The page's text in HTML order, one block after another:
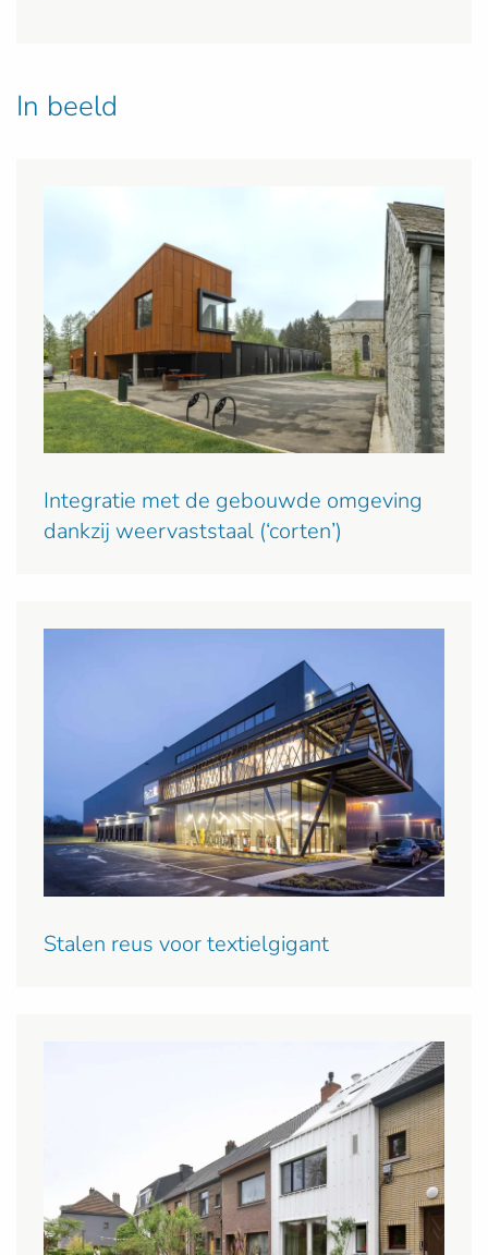
In beeld
Integratie met de gebouwde omgeving
dankzij weervaststaal (‘corten’)
Stalen reus voor textielgigant